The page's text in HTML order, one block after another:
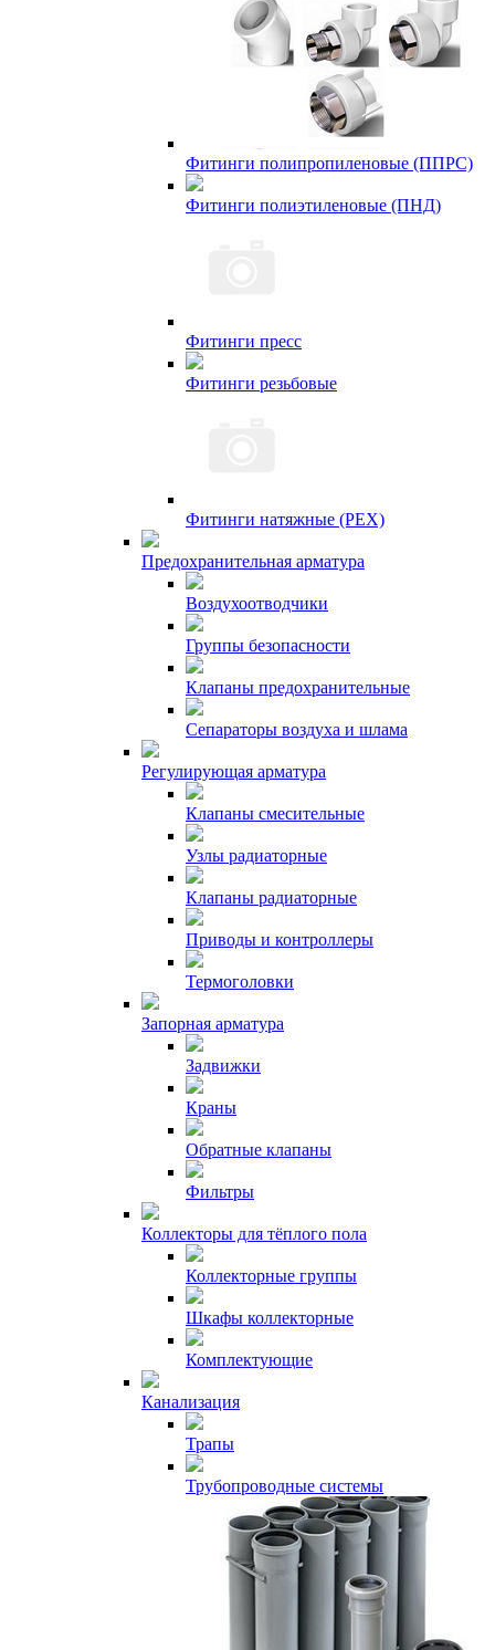
Фитинги полипропиленовые (ППРС)
Фитинги полиэтиленовые (ПНД)
Фитинги пресс
Фитинги резьбовые
Фитинги натяжные (PEX)
Предохранительная арматура
Воздухоотводчики
Группы безопасности
Клапаны предохранительные
Сепараторы воздуха и шлама
Регулирующая арматура
Клапаны смесительные
Узлы радиаторные
Клапаны радиаторные
Приводы и контроллеры
Термоголовки
Запорная арматура
Задвижки
Краны
Обратные клапаны
Фильтры
Коллекторы для тёплого пола
Коллекторные группы
Шкафы коллекторные
Комплектующие
Канализация
Трапы
Трубопроводные системы